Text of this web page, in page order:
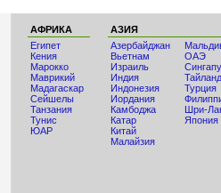
АФРИКА
Египет
Кения
Мaрокко
Маврикий
Мадагаскар
Сейшелы
Танзания
Тунис
ЮАР
АЗИЯ
Азербайджан
Вьетнам
Израиль
Индия
Индонезия
Иордания
Камбоджа
Катар
Китай
Малайзия
ОАЭ
Тайланд
Турция
Шри-
Япония